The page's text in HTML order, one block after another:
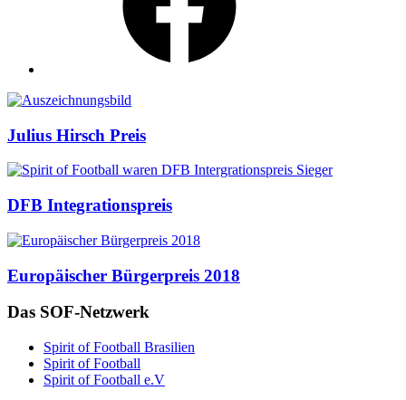
Auszeichnungen
Julius Hirsch Preis
DFB Integrationspreis
Europäischer Bürgerpreis 2018
Das SOF-Netzwerk
Spirit of Football Brasilien
Spirit of Football
Spirit of Football e.V